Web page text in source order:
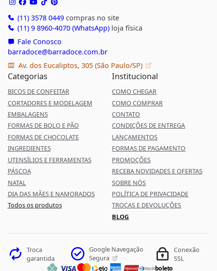
(11) 3578 0449compras no site
(11) 9 8960-4070 (WhatsApp)loja física
Fale Conosco
barradoce@barradoce.com.br
Av. dos Eucaliptos, 305 (São Paulo/SP)
Categorias
BICOS DE CONFEITAR
CORTADORES E MODELAGEM
EMBALAGENS
FORMAS DE BOLO E PÃO
FORMAS DE CHOCOLATE
INGREDIENTES
UTENSÍLIOS E FERRAMENTAS
PÁSCOA
NATAL
DIA DAS MÃES E NAMORADOS
Todos os produtos
Institucional
COMO CHEGAR
COMO COMPRAR
CONTATO
CONDIÇÕES DE ENTREGA
LANÇAMENTOS
FORMAS DE PAGAMENTO
PROMOÇÕES
RECEBA NOVIDADES E OFERTAS
SOBRE NÓS
POLÍTICA DE PRIVACIDADE
TROCAS E DEVOLUÇÕES
BLOG
Troca
garantida
Google Navegação
Segura
Conexão
SSL
boleto